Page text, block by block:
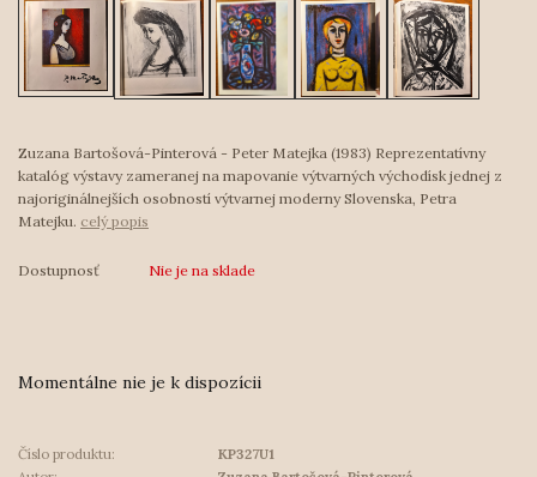
Zuzana Bartošová-Pinterová - Peter Matejka (1983) Reprezentatívny
katalóg výstavy zameranej na mapovanie výtvarných východísk jednej z
najoriginálnejších osobností výtvarnej moderny Slovenska, Petra
Matejku. celý popis
Dostupnosť Nie je na sklade
Momentálne nie je k dispozícii
Číslo produktu:
KP327U1